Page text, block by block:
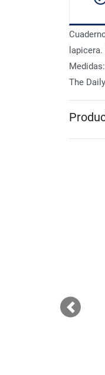
The
Previous